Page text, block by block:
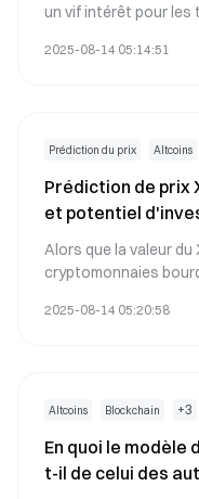
un vif intérêt pour les
2025 explore les
comprendre le
2025-08-14 05:14:51
Prédiction du prix Altcoins
Prédiction de prix
et potentiel
Alors que la valeur du
cryptomonnaies
révolutionnaires de
Web3 en évolution.
2025-08-14 05:20:58
Altcoins Blockchain +3
En quoi le modèle
t-il de celui des